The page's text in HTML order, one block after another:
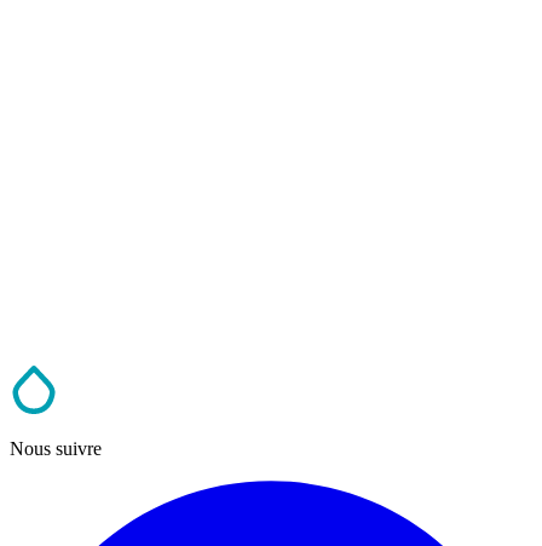
Nous suivre